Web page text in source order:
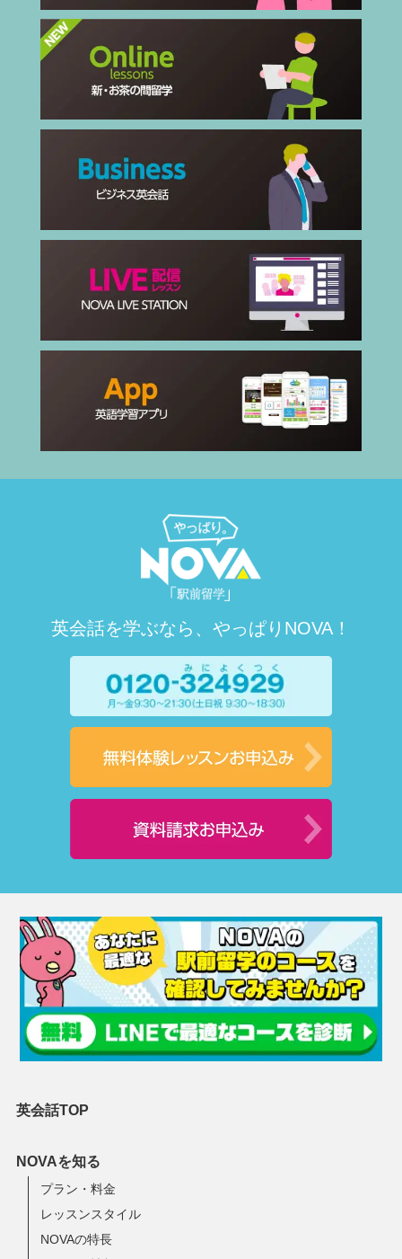
英会話を学ぶなら、やっぱりNOVA！
英会話TOP
NOVAを知る
プラン・料金
レッスンスタイル
NOVAの特長